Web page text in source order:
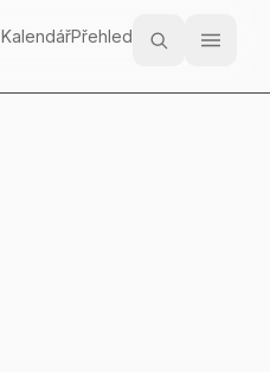
KalendářPřehled